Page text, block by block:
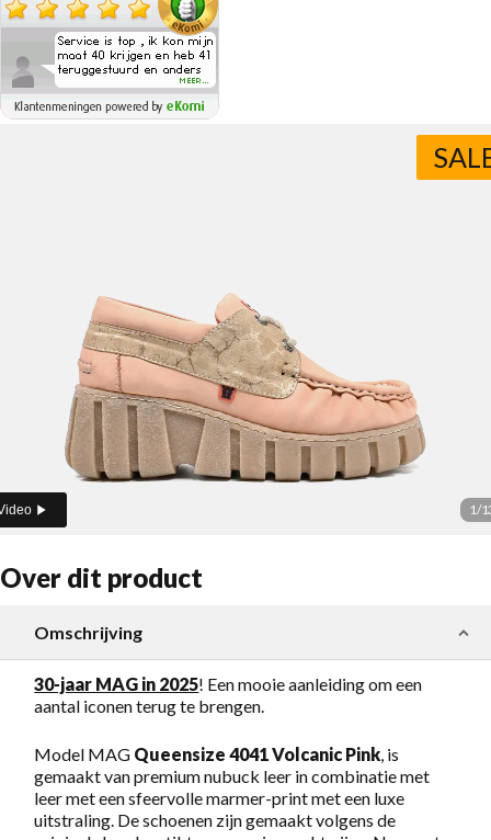
1/
Over dit product
Omschrijving
30-jaar MAG in 2025! Een mooie aanleiding om een
aantal iconen terug te brengen.
Model MAG Queensize 4041 Volcanic Pink , is
gemaakt van premium nubuck leer in combinatie met
leer met een sfeervolle marmer-print met een luxe
uitstraling. De schoenen zijn gemaakt volgens de